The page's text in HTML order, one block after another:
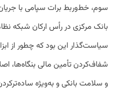
سوم، خط‌و‌ربط برات سپامی با
بانک مرکزی در رأس ارکان شبکه
سیاست‌گذار این بود که چطور از
شفاف‌‌کردن تأمین مالی بنگاه‌ها،
و سلامت بانکی و به‌ویژه